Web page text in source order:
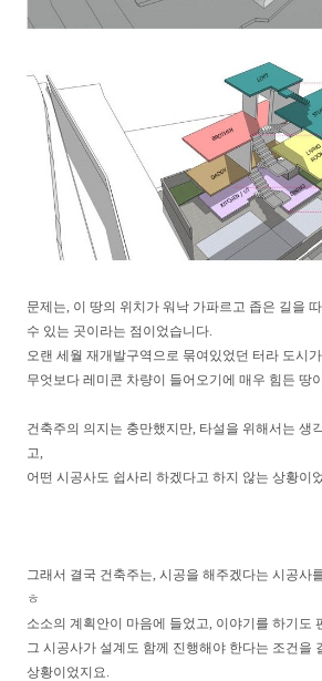
문제는, 이 땅의 위치가 워낙 가파르고 좁은 길을
수 있는 곳이라는 점이었습니다.
오랜 세월 재개발구역으로 묶여있었던 터라 도시
무엇보다 레미콘 차량이 들어오기에 매우 힘든 땅
건축주의 의지는 충만했지만, 타설을 위해서는 생
고,
어떤 시공사도 쉽사리 하겠다고 하지 않는 상황이
그래서 결국 건축주는, 시공을 해주겠다는 시공사
ㅎ
소소의 계획안이 마음에 들었고, 이야기를 하기도
그 시공사가 설계도 함께 진행해야 한다는 조건을
상황이었지요.